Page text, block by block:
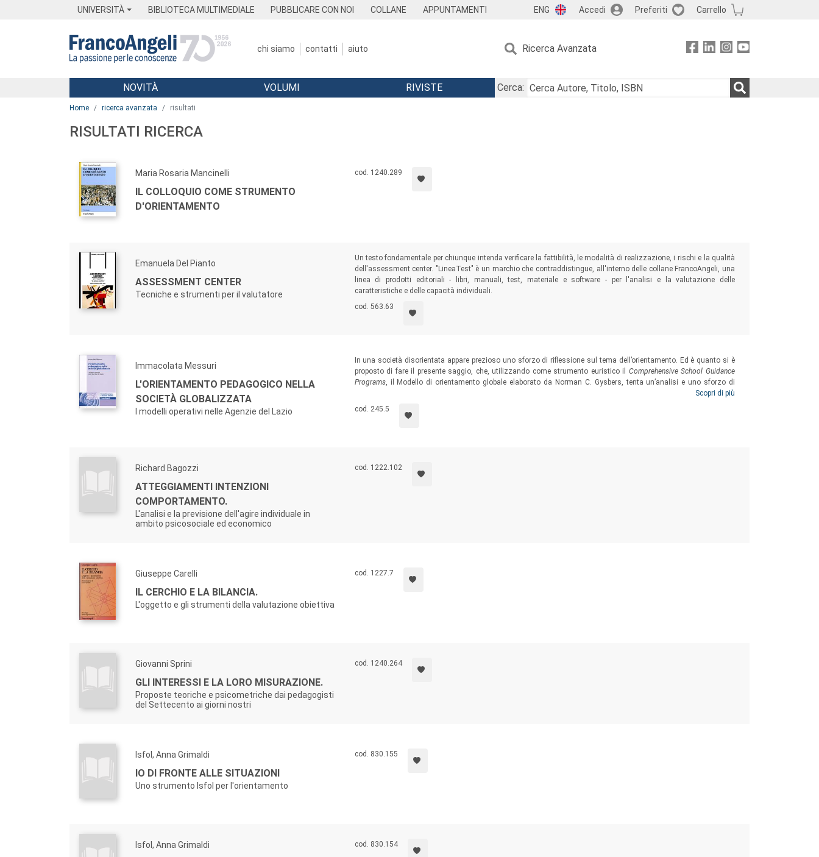
UNIVERSITÀ BIBLIOTECA MULTIMEDIALE PUBBLICARE CON NOI COLLANE APPUNTAMENTI ENG Accedi Preferiti Carrello
chi siamo contatti aiuto Ricerca Avanzata
Menu
NOVITÀ VOLUMI RIVISTE
Cerca:
Home ricerca avanzata risultati
RISULTATI RICERCA
Maria Rosaria Mancinelli
IL COLLOQUIO COME STRUMENTO
D'ORIENTAMENTO
cod. 1240.289
Emanuela Del Pianto
ASSESSMENT CENTER
Tecniche e strumenti per il valutatore
Un testo fondamentale per chiunque intenda verificare la fattibilità, le modalità di realizzazione, i rischi e la qualità
dell'assessment center. "LineaTest" è un marchio che contraddistingue, all'interno delle collane FrancoAngeli, una
linea di prodotti editoriali - libri, manuali, test, materiale e software - per l'analisi e la valutazione delle
caratteristiche e delle capacità individuali.
cod. 563.63
Immacolata Messuri
L'ORIENTAMENTO PEDAGOGICO NELLA
SOCIETÀ GLOBALIZZATA
I modelli operativi nelle Agenzie del Lazio
In una società disorientata appare prezioso uno sforzo di riflessione sul tema dell’orientamento. Ed è quanto si è
proposto di fare il presente saggio, che, utilizzando come strumento euristico il Comprehensive School Guidance
Programs, il Modello di orientamento globale elaborato da Norman C. Gysbers, tenta un’analisi e uno sforzo di
riflessione sulle strutture di orientamento presenti nelle “agenzie” territoriali del Lazio, con particolare riguardo alle
strutture universitarie che operano istituzionalmente nella regione.
Scopri di più
cod. 245.5
Richard Bagozzi
ATTEGGIAMENTI INTENZIONI
COMPORTAMENTO.
L'analisi e la previsione dell'agire individuale in
ambito psicosociale ed economico
cod. 1222.102
Giuseppe Carelli
IL CERCHIO E LA BILANCIA.
L'oggetto e gli strumenti della valutazione obiettiva
cod. 1227.7
Giovanni Sprini
GLI INTERESSI E LA LORO MISURAZIONE.
Proposte teoriche e psicometriche dai pedagogisti
del Settecento ai giorni nostri
cod. 1240.264
Isfol, Anna Grimaldi
IO DI FRONTE ALLE SITUAZIONI
Uno strumento Isfol per l'orientamento
cod. 830.155
Isfol, Anna Grimaldi cod. 830.154